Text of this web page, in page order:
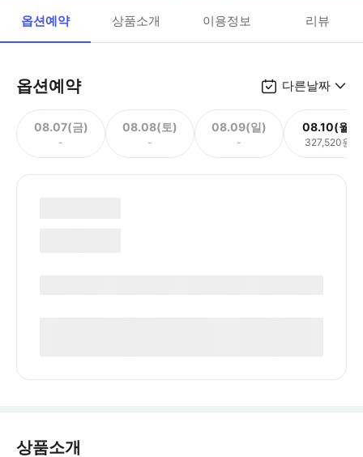
옵션예약 상품소개 이용정보 리뷰
옵션예약 다른날짜
08.07(금)
-
08.08(토)
-
08.09(일)
-
08.10(월)
327,520원
상품소개